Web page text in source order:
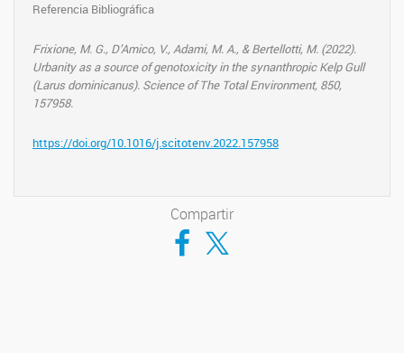
Referencia Bibliográfica
Frixione, M. G., D’Amico, V., Adami, M. A., & Bertellotti, M. (2022).
Urbanity as a source of genotoxicity in the synanthropic Kelp Gull
(Larus dominicanus). Science of The Total Environment, 850,
157958.
https://doi.org/10.1016/j.scitotenv.2022.157958
Compartir
Compartir en Facebook
Compartir en Twitter